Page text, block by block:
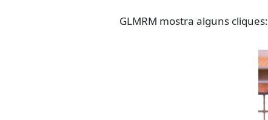
GLMRM mostra alguns cliques: